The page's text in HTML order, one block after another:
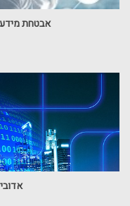
אבטחת מידע